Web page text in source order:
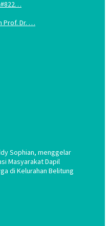
Prof. Dr. …
Sophian, menggelar
Masyarakat Dapil
di Kelurahan Belitung